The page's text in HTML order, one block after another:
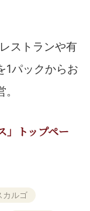
ストランや有
1パックからお
」トップペー
カルゴ